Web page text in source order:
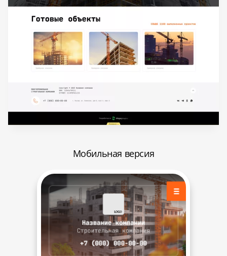
Мобильная версия